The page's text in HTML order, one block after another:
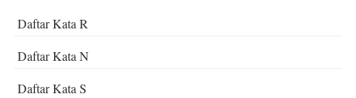
Daftar Kata R
Daftar Kata N
Daftar Kata S